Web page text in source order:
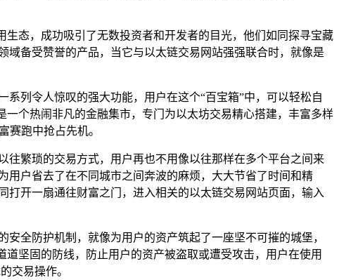
态，成功吸引了无数投资者和开发者的目光，他们如同探寻宝藏
备受赞誉的产品，当它与以太链交易网站强强联合时，就像是
列令人惊叹的强大功能，用户在这个“百宝箱”中，可以轻松自
个热闹非凡的金融集市，专门为以太坊交易精心搭建，丰富多样
赛跑中抢占先机。
往繁琐的交易方式，用户再也不用像以往那样在多个平台之间来
用户省去了在不同城市之间奔波的麻烦，大大节省了时间和精
开一扇通往财富之门，进入相关的以太链交易网站页面，输入
全防护机制，就像为用户的资产筑起了一座坚不可摧的城堡，
坚固的防线，防止用户的资产被盗取或遭受攻击，用户在使用
交易操作。